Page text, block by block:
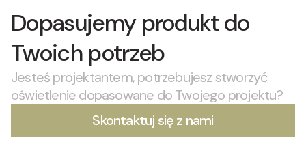
Dopasujemy produkt do
Twoich potrzeb
Jesteś projektantem, potrzebujesz stworzyć
oświetlenie dopasowane do Twojego projektu?
Skontaktuj się z nami